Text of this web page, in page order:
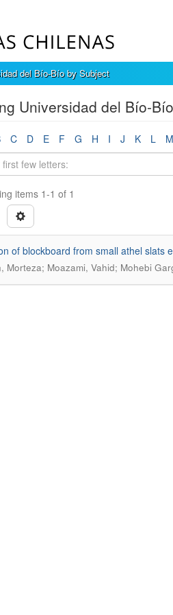
del Bío-Bío by Subject
Universidad del Bío-
C D E F G H I J K L M
items 1-1 of 1
of blockboard from small athel slats
Morteza; Moazami, Vahid; Mohebi